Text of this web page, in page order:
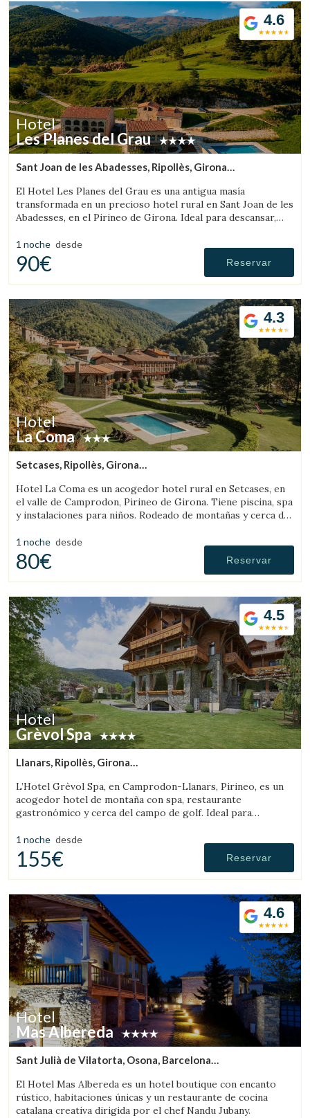
4.6
Hotel
Les Planes del Grau
Sant Joan de les Abadesses, Ripollès, Girona
El Hotel Les Planes del Grau es una antigua masía
transformada en un precioso hotel rural en Sant Joan de les
Abadesses, en el Pirineo de Girona. Ideal para descansar,
1 noche desde
90€ Reservar
4.3
Hotel
La Coma
Setcases, Ripollès, Girona
Hotel La Coma es un acogedor hotel rural en Setcases, en
el valle de Camprodon, Pirineo de Girona. Tiene piscina, spa
y instalaciones para niños. Rodeado de montañas y cerca de
1 noche desde
80€ Reservar
4.5
Hotel
Grèvol Spa
Llanars, Ripollès, Girona
L’Hotel Grèvol Spa, en Camprodon-Llanars, Pirineo, es un
acogedor hotel de montaña con spa, restaurante
gastronómico y cerca del campo de golf. Ideal para
1 noche desde
155€ Reservar
4.6
Hotel
Mas Albereda
Sant Julià de Vilatorta, Osona, Barcelona
El Hotel Mas Albereda es un hotel boutique con encanto
rústico, habitaciones únicas y un restaurante de cocina
catalana creativa dirigida por el chef Nandu Jubany.